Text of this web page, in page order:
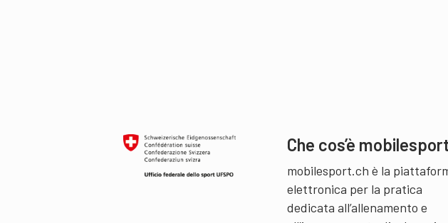
Che cos’è
mobilesport.ch è la
elettronica per la pratica
dedicata all’allenamento e